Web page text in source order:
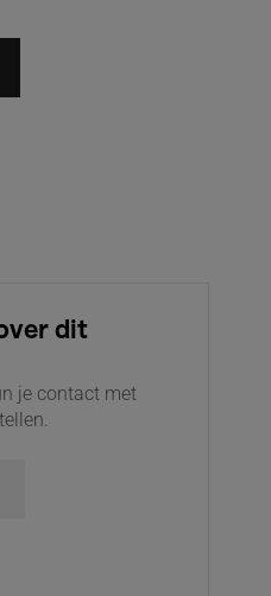
dit
je contact met